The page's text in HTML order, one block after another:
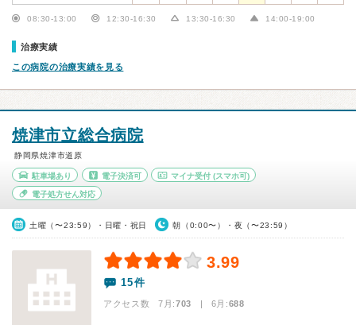
08:30-13:00 12:30-16:30 13:30-16:30 14:00-19:00
治療実績
この病院の治療実績を見る
焼津市立総合病院
静岡県焼津市道原
駐車場あり 電子決済可 マイナ受付 (スマホ可)
電子処方せん対応
土曜（〜23:59）・日曜・祝日 朝（0:00〜）・夜（〜23:59）
3.99
15件
アクセス数 7月:703 | 6月:688